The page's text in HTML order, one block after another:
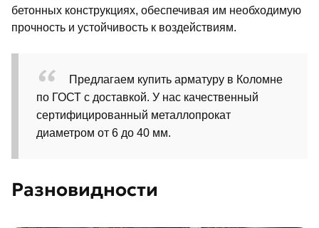
бетонных конструкциях, обеспечивая им необходимую
прочность и устойчивость к воздействиям.
Предлагаем купить арматуру в Коломне
по ГОСТ с доставкой. У нас качественный
сертифицированный металлопрокат
диаметром от 6 до 40 мм.
Разновидности